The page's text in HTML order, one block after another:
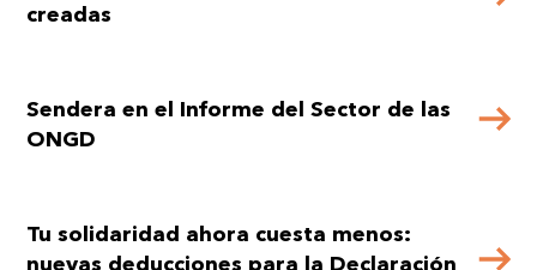
creadas
Sendera en el Informe del Sector de las
ONGD
Tu solidaridad ahora cuesta menos:
nuevas deducciones para la Declaración